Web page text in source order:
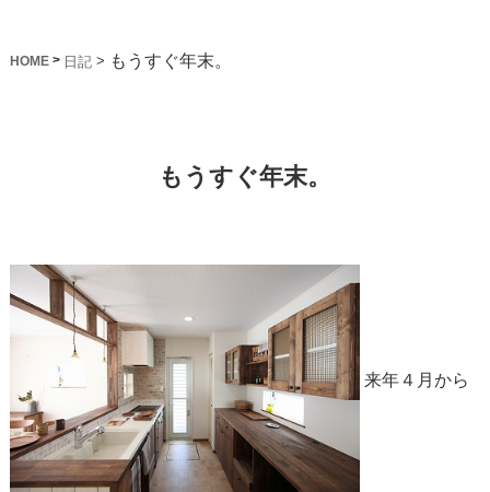
HOME> 日記 > もうすぐ年末。
もうすぐ年末。
来年４月から